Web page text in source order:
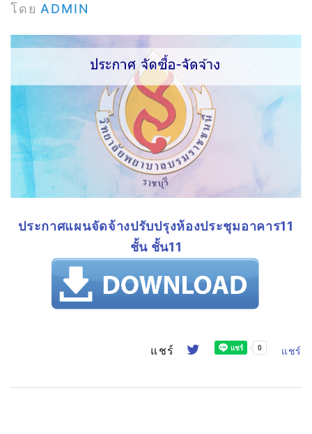
โดย ADMIN
ประกาศแผนจัดจ้างปรับปรุงห้องประชุมอาคาร11
ชั้น ชั้น11
แชร์ แชร์